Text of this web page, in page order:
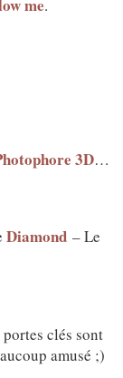
me.
3D…
Diamond– Le
portes clés sont
amusé ;)